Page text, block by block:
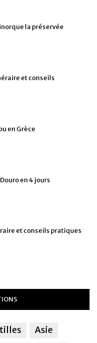
la préservée
et conseils
en Grèce
en 4 jours
et conseils pratiques
Asie